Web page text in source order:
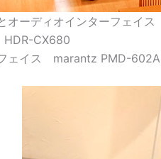
オーディオインターフェイス
CX680
ェイス marantz PMD-602A